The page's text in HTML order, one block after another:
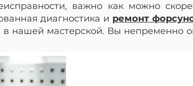
важно как можно
диагностика и ремонт
нашей мастерской. Вы непременно